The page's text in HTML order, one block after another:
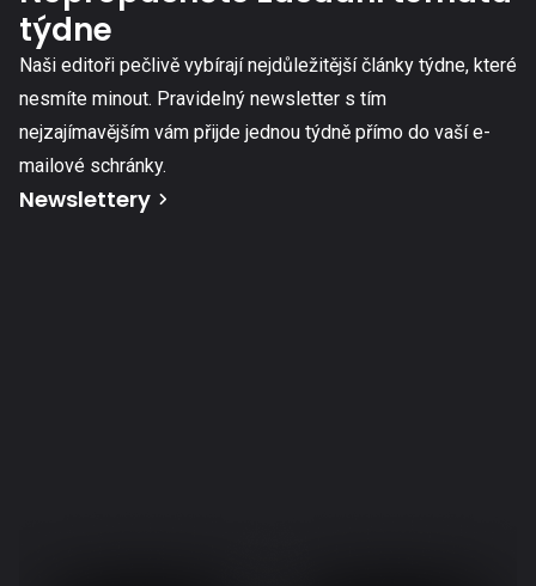
týdne
Naši editoři pečlivě vybírají nejdůležitější články týdne, které
nesmíte minout. Pravidelný newsletter s tím
nejzajímavějším vám přijde jednou týdně přímo do vaší e-
mailové schránky.
Newslettery